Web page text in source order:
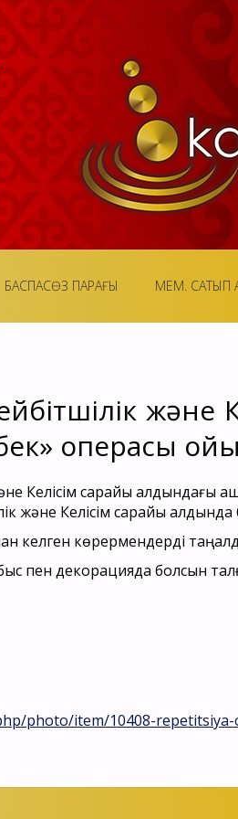
БАСПАСӨЗ ПАРАҒЫ МЕМ. САТЫП
операсы
және Келісім сарайы
келген көрермендерді
пен декорацияда болсын
photo/item/10408-